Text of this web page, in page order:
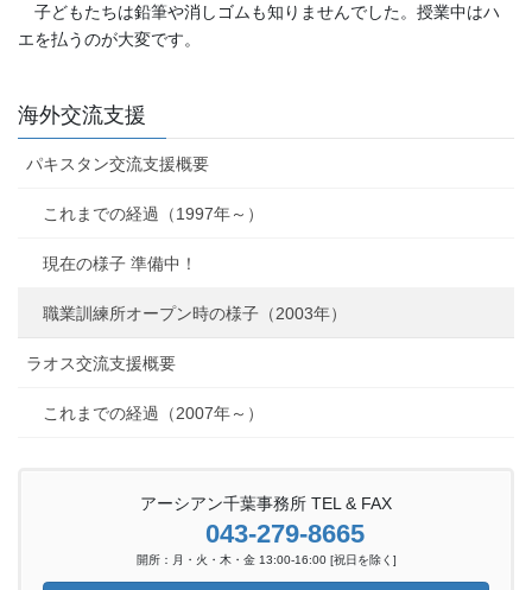
子どもたちは鉛筆や消しゴムも知りませんでした。授業中はハ
エを払うのが大変です。
海外交流支援
パキスタン交流支援概要
これまでの経過（1997年～）
現在の様子 準備中！
職業訓練所オープン時の様子（2003年）
ラオス交流支援概要
これまでの経過（2007年～）
アーシアン千葉事務所 TEL & FAX
043-279-8665
開所：月・火・木・金 13:00-16:00 [祝日を除く]